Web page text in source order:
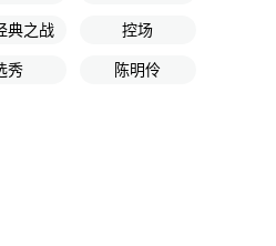
典之战 控场
秀 陈明伶